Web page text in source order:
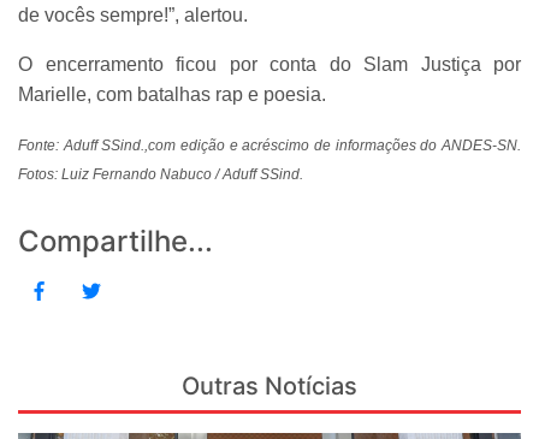
de vocês sempre!”, alertou.
O encerramento ficou por conta do Slam Justiça por
Marielle, com batalhas rap e poesia.
Fonte: Aduff SSind.,com edição e acréscimo de informações do ANDES-SN.
Fotos: Luiz Fernando Nabuco / Aduff SSind.
Compartilhe...
Outras Notícias